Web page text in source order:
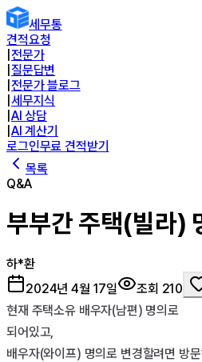
세무통
견적요청
전문가
질문답변
전문가 블로그
세무지식
AI 상담
AI 계산기
로그인무료 견적받기
목록
Q&A
부부간 주택(빌라)
하*환
2024년 4월 17일
조회 210
현재 주택소유 배우자(남편) 명의로
되어있고,
배우자(와이프) 명의로 변경할려면 방